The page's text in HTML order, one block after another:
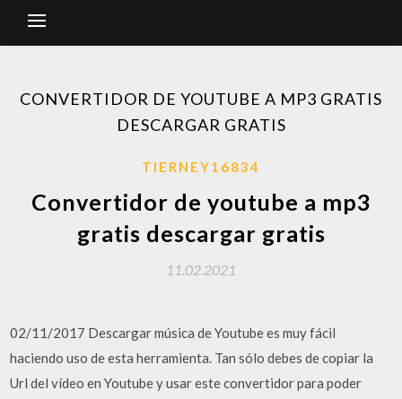
CONVERTIDOR DE YOUTUBE A MP3 GRATIS
DESCARGAR GRATIS
TIERNEY16834
Convertidor de youtube a mp3
gratis descargar gratis
11.02.2021
02/11/2017 Descargar música de Youtube es muy fácil
haciendo uso de esta herramienta. Tan sólo debes de copiar la
Url del vídeo en Youtube y usar este convertidor para poder